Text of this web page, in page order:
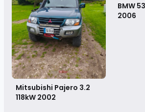
Mitsubishi Pajero 3.2
118kW 2002
BMW
2006